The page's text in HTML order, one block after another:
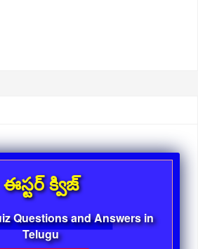
ఈస్టర్ క్విజ్
Questions and Answers in
Telugu